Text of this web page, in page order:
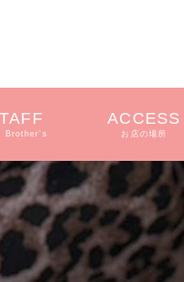
Brother’s
ACCESS
お店の場所